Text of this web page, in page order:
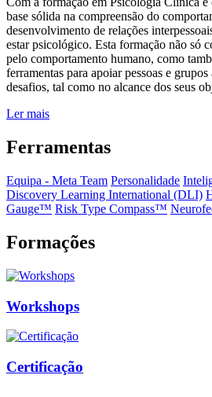
base sólida na compreensão do
desenvolvimento de relações
estar psicológico. Esta formação não só
pelo comportamento humano, como
ferramentas para apoiar pessoas e
desafios, tal como no alcance dos seus
Ler mais
Ferramentas
Equipa - Meta Team Personalidade
Discovery Learning International (DLI)
Gauge™️ Risk Type Compass™️
Formações
Workshops
Certificação